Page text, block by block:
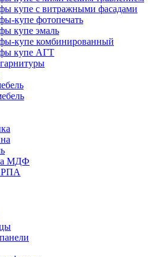
купе с витражными фасадами
купе фотопечать
купе эмаль
купе комбинированный
купе АГТ
МДФ